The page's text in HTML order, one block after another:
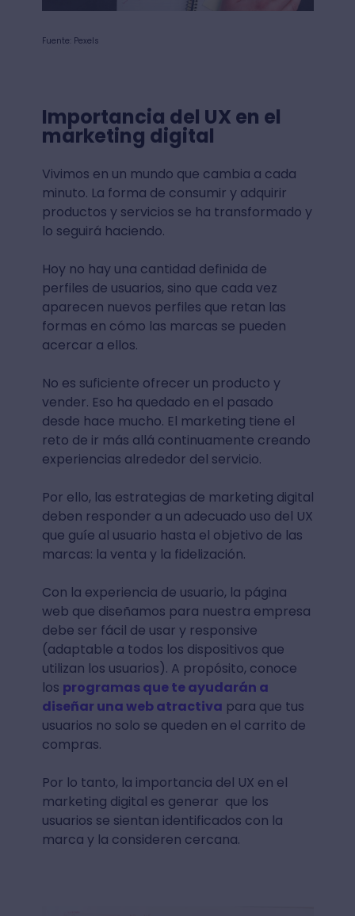
Fuente: Pexels
Importancia del UX en el
marketing digital
Vivimos en un mundo que cambia a cada
minuto. La forma de consumir y adquirir
productos y servicios se ha transformado y
lo seguirá haciendo.
Hoy no hay una cantidad definida de
perfiles de usuarios, sino que cada vez
aparecen nuevos perfiles que retan las
formas en cómo las marcas se pueden
acercar a ellos.
No es suficiente ofrecer un producto y
vender. Eso ha quedado en el pasado
desde hace mucho. El marketing tiene el
reto de ir más allá continuamente creando
experiencias alrededor del servicio.
Por ello, las estrategias de marketing digital
deben responder a un adecuado uso del UX
que guíe al usuario hasta el objetivo de las
marcas: la venta y la fidelización.
Con la experiencia de usuario, la página
web que diseñamos para nuestra empresa
debe ser fácil de usar y responsive
(adaptable a todos los dispositivos que
utilizan los usuarios). A propósito, conoce
los programas que te ayudarán a
diseñar una web atractiva para que tus
usuarios no solo se queden en el carrito de
compras.
Por lo tanto, la importancia del UX en el
marketing digital es generar que los
usuarios se sientan identificados con la
marca y la consideren cercana.